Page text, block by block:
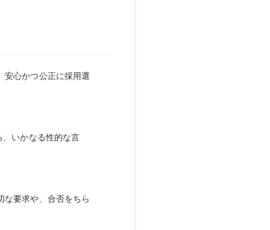
安心かつ公正に採用選
、いかなる性的な言
な要求や、合否をちら